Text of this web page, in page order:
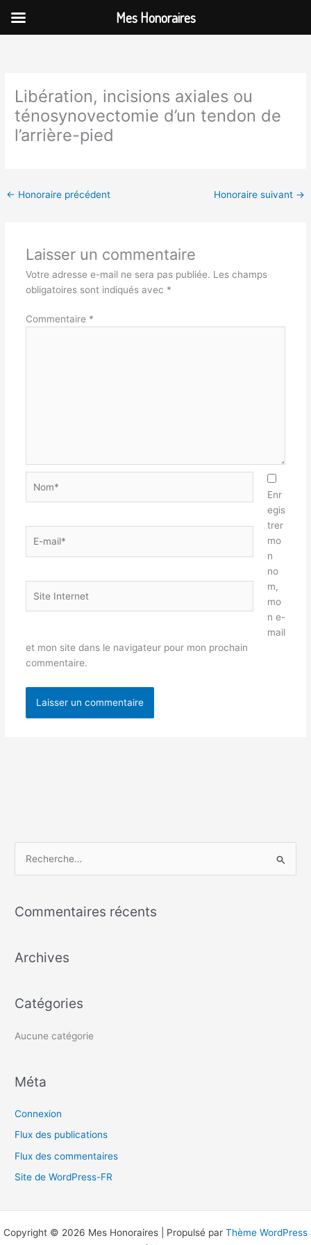
contenu
Libération, incisions axiales ou
ténosynovectomie d’un tendon de
l’arrière-pied
← Honoraire précédent Honoraire suivant →
Laisser un commentaire
Votre adresse e-mail ne sera pas publiée. Les champs
obligatoires sont indiqués avec *
Commentaire *
mail*
Internet
Enr
egis
trer
mo
n
no
m,
mo
n e-
mail
et mon site dans le navigateur pour mon prochain
commentaire.
h
r
e
r
Commentaires récents
Archives
Catégories
Aucune catégorie
Méta
Connexion
Flux des publications
Flux des commentaires
Site de WordPress-FR
Copyright © 2026 Mes Honoraires | Propulsé par Thème WordPress
Mes Honoraires